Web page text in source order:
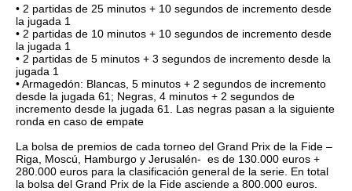
• 2 partidas de 25 minutos + 10 segundos de incremento desde
la jugada 1
• 2 partidas de 10 minutos + 10 segundos de incremento desde
la jugada 1
• 2 partidas de 5 minutos + 3 segundos de incremento desde la
jugada 1
•Armagedón: Blancas, 5 minutos + 2 segundos de incremento
desde la jugada 61; Negras, 4 minutos + 2 segundos de
incremento desde la jugada 61. Las negras pasan a la siguiente
ronda en caso de empate
La bolsa de premios de cada torneo del Grand Prix de la Fide –
Riga, Moscú, Hamburgo y Jerusalén- es de 130.000 euros +
280.000 euros para la clasificación general de la serie. En total
la bolsa del Grand Prix de la Fide asciende a 800.000 euros.